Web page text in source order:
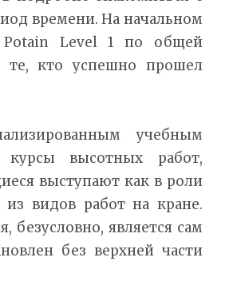
времени. На начальном
Potain Level 1 по общей
те, кто успешно прошел
учебным
курсы высотных работ,
выступают как в роли
видов работ на кране.
является сам
без верхней части